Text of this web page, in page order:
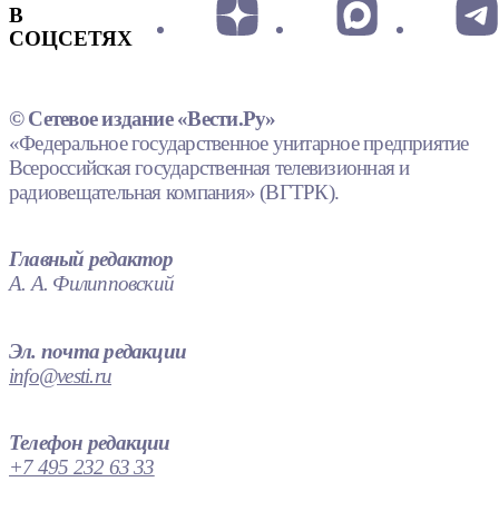
В
СОЦСЕТЯХ
© Сетевое издание «Вести.Ру»
«Федеральное государственное унитарное предприятие
Всероссийская государственная телевизионная и
радиовещательная компания» (ВГТРК).
Главный редактор
А. А. Филипповский
Эл. почта редакции
info@vesti.ru
Телефон редакции
+7 495 232 63 33